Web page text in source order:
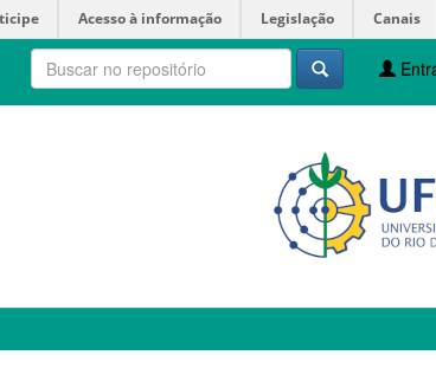
Acesso à informação Legislação Canais